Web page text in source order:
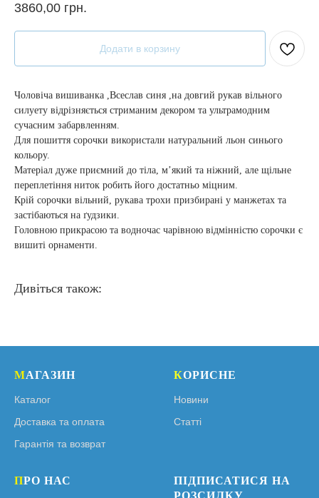
3860,00 грн.
Додати в корзину
Чоловіча вишиванка ,Всеслав синя ,на довгий рукав вільного
силуету відрізняється стриманим декором та ультрамодним
сучасним забарвленням.
Для пошиття сорочки використали натуральний льон синього
кольору.
Матеріал дуже приємний до тіла, м’який та ніжний, але щільне
переплетіння ниток робить його достатньо міцним.
Крій сорочки вільний, рукава трохи призбирані у манжетах та
застібаються на ґудзики.
Головною прикрасою та водночас чарівною відмінністю сорочки є
вишиті орнаменти.
Дивіться також:
МАГАЗИН
Каталог
Доставка та оплата
Гарантія та возврат
КОРИСНЕ
Новини
Статті
ПРО НАС
ПІДПИСАТИСЯ НА